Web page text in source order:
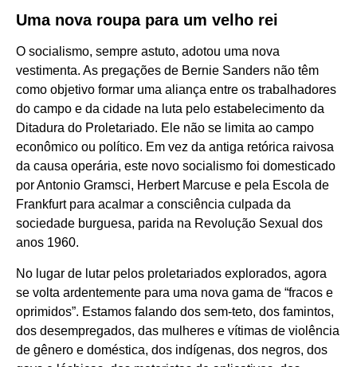
Uma nova roupa para um velho rei
O socialismo, sempre astuto, adotou uma nova
vestimenta. As pregações de Bernie Sanders não têm
como objetivo formar uma aliança entre os trabalhadores
do campo e da cidade na luta pelo estabelecimento da
Ditadura do Proletariado. Ele não se limita ao campo
econômico ou político. Em vez da antiga retórica raivosa
da causa operária, este novo socialismo foi domesticado
por Antonio Gramsci, Herbert Marcuse e pela Escola de
Frankfurt para acalmar a consciência culpada da
sociedade burguesa, parida na Revolução Sexual dos
anos 1960.
No lugar de lutar pelos proletariados explorados, agora
se volta ardentemente para uma nova gama de “fracos e
oprimidos”. Estamos falando dos sem-teto, dos famintos,
dos desempregados, das mulheres e vítimas de violência
de gênero e doméstica, dos indígenas, dos negros, dos